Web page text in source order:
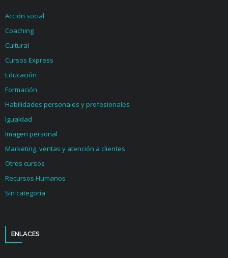
Acción social
Coaching
Cultural
Cursos Express
Educación
Formación
Habilidades personales y profesionales
Igualdad
Imagen personal
Marketing, ventas y atención a clientes
Otros cursos
Recursos Humanos
Sin categoría
ENLACES